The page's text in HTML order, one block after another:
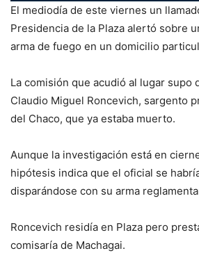
El mediodía de este viernes un
Presidencia de la Plaza alertó sobre
arma de fuego en un domicilio
La comisión que acudió al lugar supo
Claudio Miguel Roncevich, sargento
del Chaco, que ya estaba muerto.
Aunque la investigación está en
hipótesis indica que el oficial se
disparándose con su arma
Roncevich residía en Plaza pero
comisaría de Machagai.